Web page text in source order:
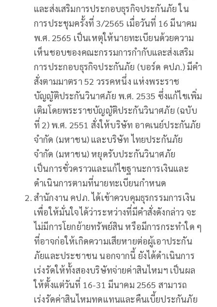
และส่งเสริมการประกอบธุรกิจประกันภัย ใน
การประชุมครั้งที่ 3/2565 เมื่อวันที่ 16 มีนาคม
พ.ศ. 2565 เป็นเหตุให้นายทะเบียนด้วยความ
เห็นชอบของคณะกรรมการกำกับและส่งเสริม
การประกอบธุรกิจประกันภัย (บอร์ด คปภ.) มีคำ
สั่งตามมาตรา 52 วรรคหนึ่ง แห่งพระราช
บัญญัติประกันวินาศภัย พ.ศ. 2535 ซึ่งแก้ไขเพิ่ม
เติมโดยพระราชบัญญัติประกันวินาศภัย (ฉบับ
ที่ 2) พ.ศ. 2551 สั่งให้บริษัท อาคเนย์ประกันภัย
จำกัด (มหาชน) และบริษัท ไทยประกันภัย
จำกัด (มหาชน) หยุดรับประกันวินาศภัย
เป็นการชั่วคราวและแก้ไขฐานะการเงินและ
ดำเนินการตามที่นายทะเบียนกำหนด
สำนักงาน คปภ. ได้เข้าควบคุมธุรกรรมการเงิน
เพื่อให้มั่นใจได้ว่าระหว่างที่มีคำสั่งดังกล่าว จะ
ไม่มีการโยกย้ายทรัพย์สิน หรือมีการกระทำใด ๆ
ที่อาจก่อให้เกิดความเสียหายต่อผู้เอาประกัน
ภัยและประชาชน นอกจากนี้ ยังได้ดำเนินการ
เร่งรัดให้ทั้งสองบริษัทจ่ายค่าสินไหมฯ เป็นผล
ให้ตั้งแต่วันที่ 16-31 มีนาคม 2565 สามารถ
เร่งรัดค่าสินไหมทดแทนและคืนเบี้ยประกันภัย